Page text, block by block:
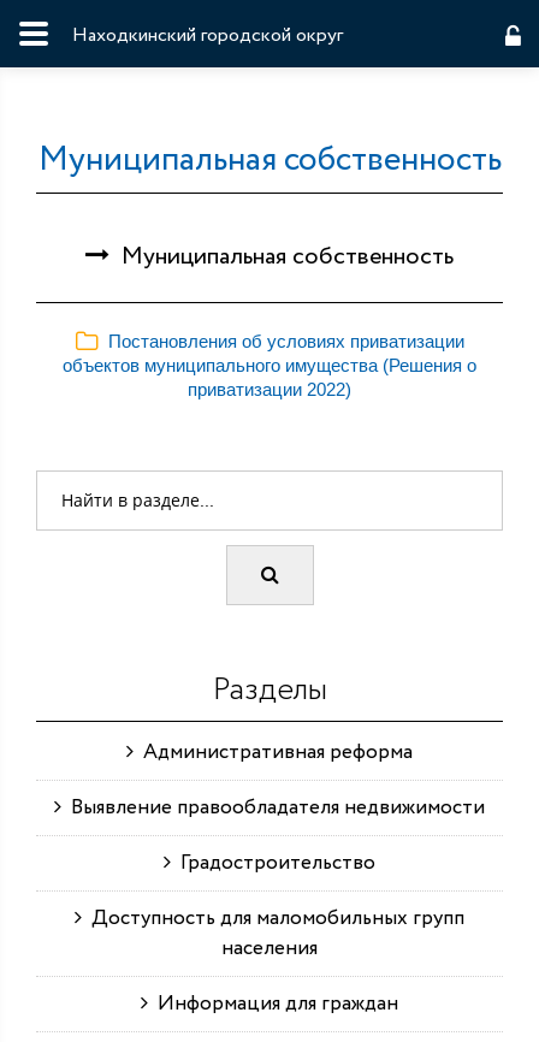
Находкинский городской округ
Муниципальная собственность
Муниципальная собственность
Постановления об условиях приватизации
объектов муниципального имущества (Решения о
приватизации 2022)
Разделы
Административная реформа
Выявление правообладателя недвижимости
Градостроительство
Доступность для маломобильных групп
населения
Информация для граждан